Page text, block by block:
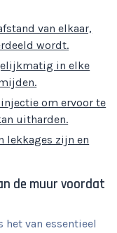
van elkaar,
wordt.
in elke
om ervoor te
uitharden.
lekkages zijn en
de muur voordat
van essentieel